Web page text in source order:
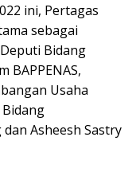
ini, Pertagas
sebagai
Bidang
BAPPENAS,
Usaha
Asheesh Sastry